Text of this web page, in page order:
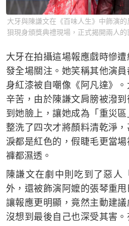
大牙與陳謙文在《百味人生》中飾演
狽現身頒獎典禮現場，正式揭開兩人的
大牙在拍攝這場報應戲時慘遭
發全場關注。她笑稱其他演
身紅漆被自嘲像《阿凡達》
辛苦，由於陳謙文肩膀被潑
到她臉上，讓她成為「重災
整洗了四次才將顏料清乾淨
淚都是紅色的，假睫毛更當
褲都濕透。
陳謙文在劇中則吃到了惡人
外，還被飾演阿嬤的張琴重
讓報應更明顯，竟然主動建議
沒想到最後自己也深受其害